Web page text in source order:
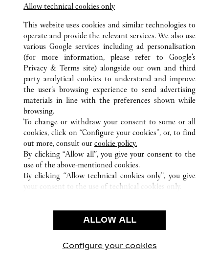
전체 까르띠에 부티크 위치 일본 東京都
渋谷区
千駄ヶ谷 5-24-2
CUSTOMER CARE
CONTACT US
OUR COMPANY
CAREERS
FIND A BOUTIQUE
PRIVACY POLICY
CONDITIONS OF SALE
Allow technical cookies only
This website uses cookies and similar technologies to
operate and provide the relevant services. We also use
various Google services including ad personalisation
(for more information, please refer to Google's
Privacy & Terms site) alongside our own and third
party analytical cookies to understand and improve
the user’s browsing experience to send advertising
materials in line with the preferences shown while
browsing.
To change or withdraw your consent to some or all
cookies, click on “Configure your cookies”, or, to find
out more, consult our cookie policy.
By clicking “Allow all”, you give your consent to the
use of the above-mentioned cookies.
By clicking “Allow technical cookies only”, you give
your consent to the use of technical cookies only.
ALLOW ALL
Configure your cookies